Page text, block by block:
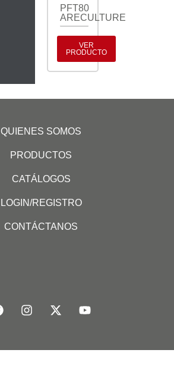
PFT80
ARECULTURE
VER
PRODUCTO
QUIENES SOMOS
PRODUCTOS
CATÁLOGOS
LOGIN/REGISTRO
CONTÁCTANOS